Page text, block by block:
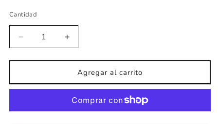
Cantidad
Reducir
cantidad
para
nombres
puertas
jua
Aumentar
cantidad
para
Vinilos
nombres
puertas
panda
jua
Agregar al carrito